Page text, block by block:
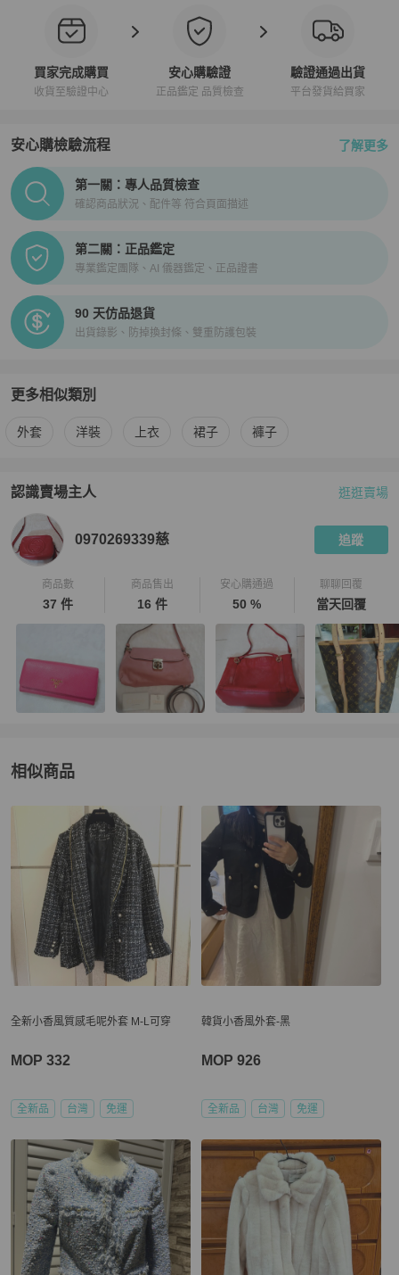
買家完成購買
收貨至驗證中心
安心購驗證
正品鑑定 品質檢查
驗證通過出貨
平台發貨給買家
安心購檢驗流程 了解更多
PopChill拍拍圈正品驗證、安心購檢驗流程介紹
第一關：專人品質檢查
確認商品狀況、配件等 符合頁面描述
第二關：正品鑑定
專業鑑定團隊、AI 儀器鑑定、正品證書
90 天仿品退貨
出貨錄影、防掉換封條、雙重防護包裝
更多相似類別
更多 女裝 相似商品推薦
外套 洋裝 上衣 裙子 褲子
認識賣場主人
PopChill 拍拍圈嚴選賣家
逛逛賣場
0970269339慈 追蹤
商品數
37 件
商品售出
16 件
安心購通過
50 %
聊聊回覆
當天回覆
相似商品
更多相似 女裝推薦精品
全新小香風質感毛呢外套 M-L可穿
MOP 332
全新品 台灣 免運
韓貨小香風外套-黑
MOP 926
全新品 台灣 免運